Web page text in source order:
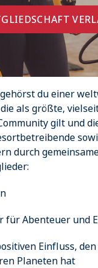
du einer
als größte,
gilt und
durch
für Abenteuer und
Einfluss,
Planeten hat